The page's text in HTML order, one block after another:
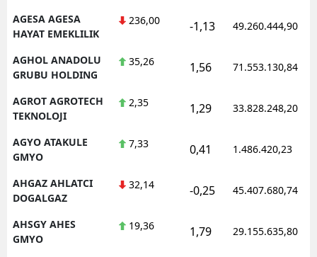
AGESA AGESA
HAYAT EMEKLILIK
236,00 -1,13 49.260.444,90
AGHOL ANADOLU
GRUBU HOLDING
35,26 1,56 71.553.130,84
AGROT AGROTECH
TEKNOLOJI
2,35 1,29 33.828.248,20
AGYO ATAKULE
GMYO
7,33 0,41 1.486.420,23
AHGAZ AHLATCI
DOGALGAZ
32,14 -0,25 45.407.680,74
AHSGY AHES
GMYO
19,36 1,79 29.155.635,80